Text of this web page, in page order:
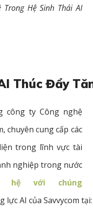
Trong Hệ Sinh Thái AI
Thúc Đẩy
công ty Công nghệ
chuyên cung cấp các
trong lĩnh vực tài
nghiệp trong nước
hệ với chúng
lực AI của Savvycom